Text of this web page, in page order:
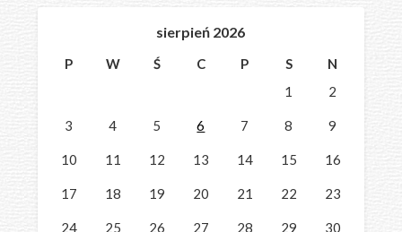
sierpień 2026
P W Ś C P S
N
1
2
3 4 5 6 7 8 9
10 11 12 13 14 15 16
17 18 19 20 21 22 23
24 25 26 27 28 29 30